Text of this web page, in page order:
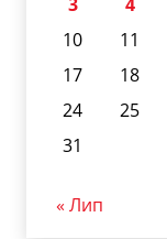
3
4
10
11
17
18
24
25
31
« Лип